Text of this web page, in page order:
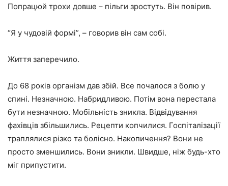
Попрацюй трохи довше – пільги зростуть. Він повірив.
“Я у чудовій формі”, – говорив він сам собі.
Життя заперечило.
До 68 років організм дав збій. Все почалося з болю у
спині. Незначною. Набридливою. Потім вона перестала
бути незначною. Мобільність зникла. Відвідування
фахівців збільшились. Рецепти копчилися. Госпіталізації
траплялися різко та болісно. Накопичення? Вони не
просто зменшились. Вони зникли. Швидше, ніж будь-хто
міг припустити.